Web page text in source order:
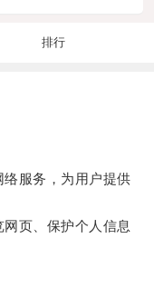
排行
服务，为用户提供
页、保护个人信息